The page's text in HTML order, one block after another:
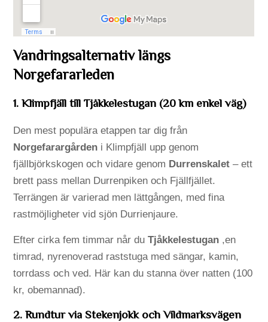
Vandringsalternativ längs
Norgefararleden
1. Klimpfjäll till Tjåkkelestugan (20 km enkel väg)
Den mest populära etappen tar dig från
Norgefarargården i Klimpfjäll upp genom
fjällbjörkskogen och vidare genom Durrenskalet– ett
brett pass mellan Durrenpiken och Fjällfjället.
Terrängen är varierad men lättgången, med fina
rastmöjligheter vid sjön Durrienjaure.
Efter cirka fem timmar når duTjåkkelestugan ,en
timrad, nyrenoverad raststuga med sängar, kamin,
torrdass och ved. Här kan du stanna över natten (100
kr, obemannad).
2. Rundtur via Stekenjokk och Vildmarksvägen